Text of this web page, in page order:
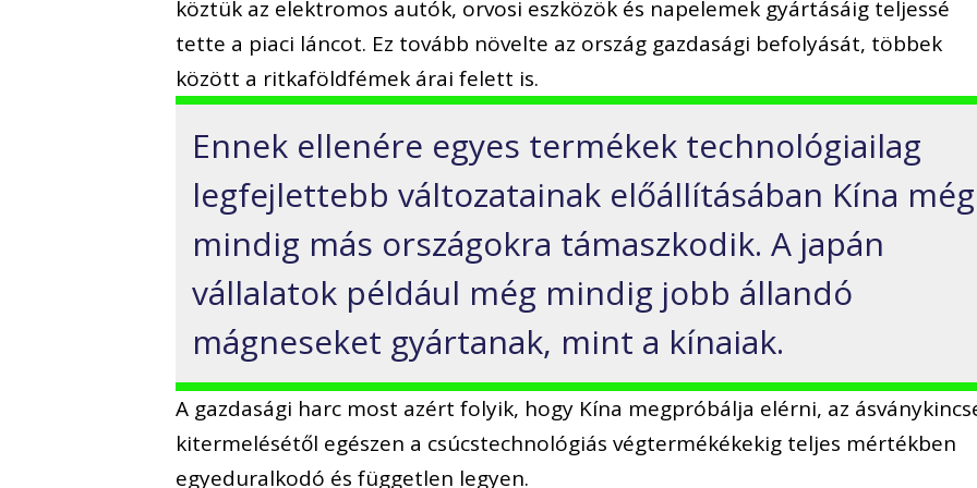
köztük az elektromos autók, orvosi eszközök és napelemek gyártásáig teljessé
tette a piaci láncot. Ez tovább növelte az ország gazdasági befolyását, többek
között a ritkaföldfémek árai felett is.
Ennek ellenére egyes termékek technológiailag
legfejlettebb változatainak előállításában Kína még
mindig más országokra támaszkodik. A japán
vállalatok például még mindig jobb állandó
mágneseket gyártanak, mint a kínaiak.
A gazdasági harc most azért folyik, hogy Kína megpróbálja elérni, az
kitermelésétől egészen a csúcstechnológiás végtermékékekig teljes mértékben
egyeduralkodó és független legyen.